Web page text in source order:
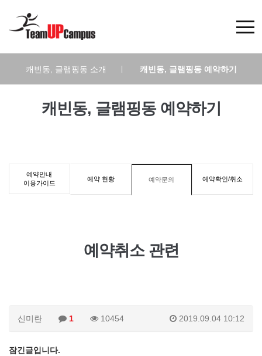
캐빈동, 글램핑동 소개 캐빈동, 글램핑동 예약하기
캐빈동, 글램핑동 예약하기
예약안내
이용가이드
예약 현황 예약문의 예약확인/취소
예약취소 관련
신미란 1 10454 2019.09.04 10:12
잠긴글입니다.